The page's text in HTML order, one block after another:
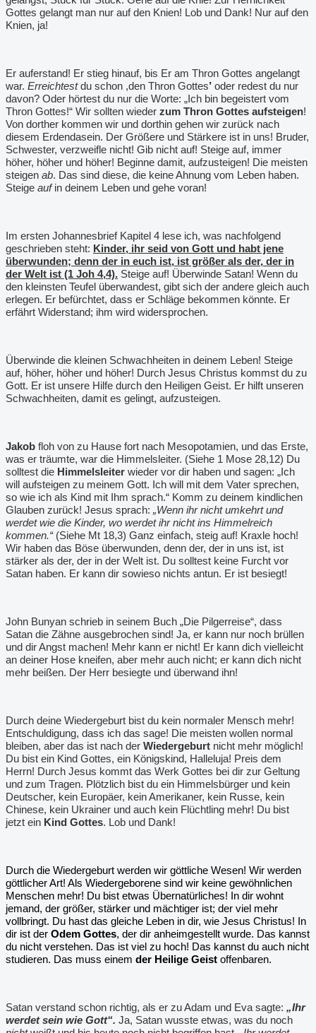
Gottes gelangt man nur auf den Knien! Lob und Dank! Nur auf den
Knien, ja!
Er auferstand! Er stieg hinauf, bis Er am Thron Gottes angelangt
war. Erreichtestdu schon ,den Thron Gottes’ oder redest du nur
davon? Oder hörtest du nur die Worte: „Ich bin begeistert vom
Thron Gottes!“ Wir sollten wieder zum Thron Gottes aufsteigen!
Von dorther kommen wir und dorthin gehen wir zurück nach
diesem Erdendasein. Der Größere und Stärkere ist in uns! Bruder,
Schwester, verzweifle nicht! Gib nicht auf! Steige auf, immer
höher, höher und höher! Beginne damit, aufzusteigen! Die meisten
steigen ab. Das sind diese, die keine Ahnung vom Leben haben.
Steige aufin deinem Leben und gehe voran!
Im ersten Johannesbrief Kapitel 4 lese ich, was nachfolgend
geschrieben steht: Kinder, ihr seid von Gott und habt jene
überwunden; denn der in euch ist, ist größer als der, der in
der Welt ist (1 Joh 4,4). Steige auf! Überwinde Satan! Wenn du
den kleinsten Teufel überwandest, gibt sich der andere gleich auch
erlegen. Er befürchtet, dass er Schläge bekommen könnte. Er
erfährt Widerstand; ihm wird widersprochen.
Überwinde die kleinen Schwachheiten in deinem Leben! Steige
auf, höher, höher und höher! Durch Jesus Christus kommst du zu
Gott. Er ist unsere Hilfe durch den Heiligen Geist. Er hilft unseren
Schwachheiten, damit es gelingt, aufzusteigen.
Jakob floh von zu Hause fort nach Mesopotamien, und das Erste,
was er träumte, war die Himmelsleiter. (Siehe 1 Mose 28,12) Du
solltest die Himmelsleiter wieder vor dir haben und sagen: „Ich
will aufsteigen zu meinem Gott. Ich will mit dem Vater sprechen,
so wie ich als Kind mit Ihm sprach.“ Komm zu deinem kindlichen
Glauben zurück! Jesus sprach: „Wenn ihr nicht umkehrt und
werdet wie die Kinder, wo werdet ihr nicht ins Himmelreich
kommen.“ (Siehe Mt 18,3) Ganz einfach, steig auf! Kraxle hoch!
Wir haben das Böse überwunden, denn der, der in uns ist, ist
stärker als der, der in der Welt ist. Du solltest keine Furcht vor
Satan haben. Er kann dir sowieso nichts antun. Er ist besiegt!
John Bunyan schrieb in seinem Buch „Die Pilgerreise“, dass
Satan die Zähne ausgebrochen sind! Ja, er kann nur noch brüllen
und dir Angst machen! Mehr kann er nicht! Er kann dich vielleicht
an deiner Hose kneifen, aber mehr auch nicht; er kann dich nicht
mehr beißen. Der Herr besiegte und überwand ihn!
Durch deine Wiedergeburt bist du kein normaler Mensch mehr!
Entschuldigung, dass ich das sage! Die meisten wollen normal
bleiben, aber das ist nach der Wiedergeburt nicht mehr möglich!
Du bist ein Kind Gottes, ein Königskind, Halleluja! Preis dem
Herrn! Durch Jesus kommt das Werk Gottes bei dir zur Geltung
und zum Tragen. Plötzlich bist du ein Himmelsbürger und kein
Deutscher, kein Europäer, kein Amerikaner, kein Russe, kein
Chinese, kein Ukrainer und auch kein Flüchtling mehr! Du bist
jetzt ein Kind Gottes. Lob und Dank!
Durch die Wiedergeburt werden wir göttliche Wesen! Wir werden
göttlicher Art! Als Wiedergeborene sind wir keine gewöhnlichen
Menschen mehr! Du bist etwas Übernatürliches! In dir wohnt
jemand, der größer, stärker und mächtiger ist; der viel mehr
vollbringt. Du hast das gleiche Leben in dir, wie Jesus Christus! In
dir ist der Odem Gottes, der dir anheimgestellt wurde. Das kannst
du nicht verstehen. Das ist viel zu hoch! Das kannst du auch nicht
studieren. Das muss einem der Heilige Geist offenbaren.
Satan verstand schon richtig, als er zu Adam und Eva sagte: „Ihr
werdet sein wie Gott“. Ja, Satan wusste etwas, was du noch